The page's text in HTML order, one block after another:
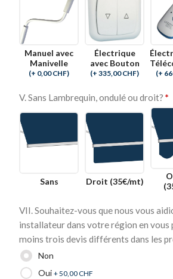
Manuel avec
Manivelle
(+ 0,00 CHF)
Électrique
avec Bouton
(+ 335,00 CHF) (+
V. Sans Lambrequin, ondulé ou droit? *
Sans Droit (35€/mt)
VII. Souhaitez-vous que nous vous
installateur dans votre région en vous
moins trois devis différents dans les
Non
Oui + 50,00CHF